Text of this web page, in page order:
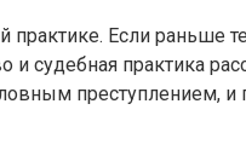
Если раньше
и судебная практика
преступлением,